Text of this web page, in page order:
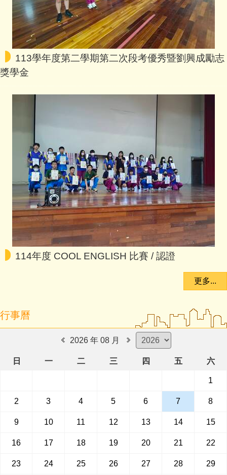
113學年度第二學期第二次段考優秀暨劉興成勵志
獎學金
114年度 COOL ENGLISH 比賽 / 認證
更多...
行事曆
2026 年 08 月
日 一 二 三 四 五 六
1
2 3 4 5 6 7 8
9 10 11 12 13 14 15
16 17 18 19 20 21 22
23 24 25 26 27 28 29